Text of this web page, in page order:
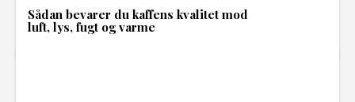
Sådan bevarer du kaffens kvalitet mod
luft, lys, fugt og varme